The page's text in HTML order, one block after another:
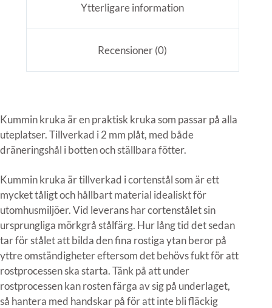
Ytterligare information
Recensioner (0)
Kummin kruka är en praktisk kruka som passar på alla
uteplatser. Tillverkad i 2 mm plåt, med både
dräneringshål i botten och ställbara fötter.
Kummin kruka är tillverkad i cortenstål som är ett
mycket tåligt och hållbart material idealiskt för
utomhusmiljöer. Vid leverans har cortenstålet sin
ursprungliga mörkgrå stålfärg. Hur lång tid det sedan
tar för stålet att bilda den fina rostiga ytan beror på
yttre omständigheter eftersom det behövs fukt för att
rostprocessen ska starta. Tänk på att under
rostprocessen kan rosten färga av sig på underlaget,
så hantera med handskar på för att inte bli fläckig